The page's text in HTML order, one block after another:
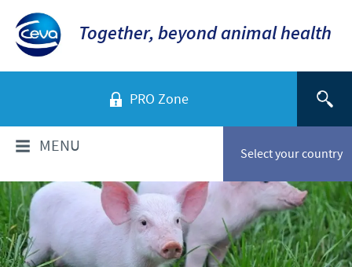
Together, beyond animal health
PRO Zone
Select your country
MENU
当社について
当社のビジョン
製品情報